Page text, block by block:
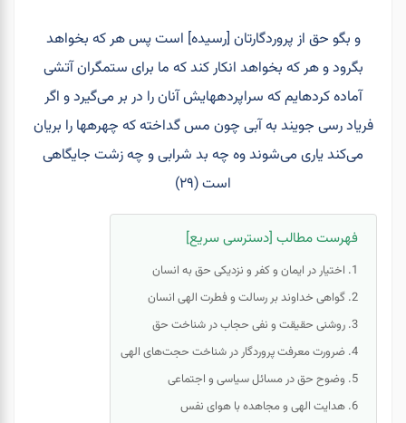
و بگو حق از پروردگارتان [رسيده] است پس هر كه بخواهد
بگرود و هر كه بخواهد انكار كند كه ما براى ستمگران آتشى
آماده كرده‏ايم كه سراپرده‏هايش آنان را در بر می‌گيرد و اگر
فرياد رسى جويند به آبى چون مس گداخته كه چهره‏ها را بريان
مى‌كند يارى مى‌شوند وه چه بد شرابى و چه زشت جايگاهى
است (۲۹)
فهرست مطالب [دسترسی سریع]
اختیار در ایمان و کفر و نزدیکی حق به انسان
گواهی خداوند بر رسالت و فطرت الهی انسان
روشنی حقیقت و نفی حجاب در شناخت حق
ضرورت معرفت پروردگار در شناخت حجت‌های الهی
وضوح حق در مسائل سیاسی و اجتماعی
هدایت الهی و مجاهده با هوای نفس